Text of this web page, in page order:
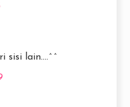
sisi lain....^^